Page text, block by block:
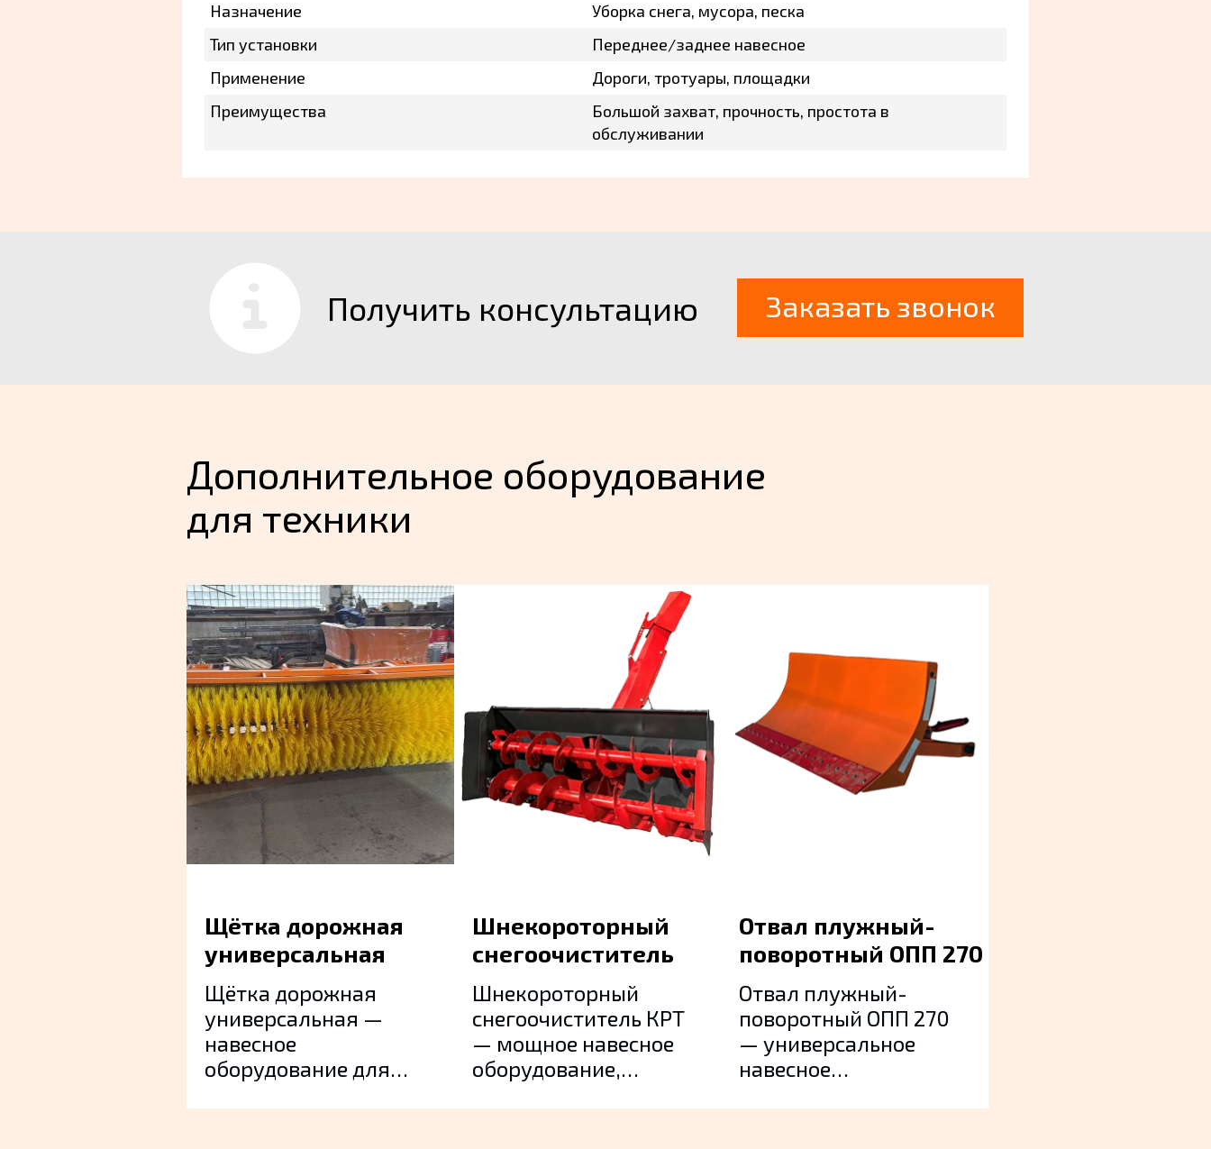
Назначение
Уборка снега, мусора, песка
Тип установки
Переднее/заднее навесное
Применение
Дороги, тротуары, площадки
Преимущества
Большой захват, прочность, простота в
обслуживании
Получить консультацию Заказать звонок
Дополнительное оборудование
для техники
Щётка дорожная
универсальная
Щётка дорожная
универсальная —
навесное
оборудование для
Шнекороторный
снегоочиститель
Шнекороторный
снегоочиститель КРТ
— мощное навесное
оборудование,
Отвал плужный-
поворотный ОПП 270
Отвал плужный-
поворотный ОПП 270
— универсальное
навесное